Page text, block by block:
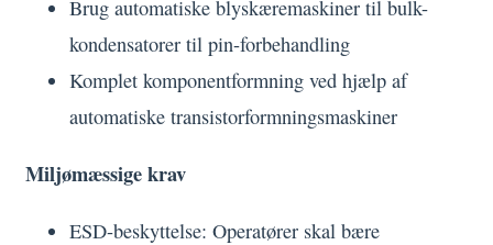
Brug automatiske blyskæremaskiner til bulk-
kondensatorer til pin-forbehandling
Komplet komponentformning ved hjælp af
automatiske transistorformningsmaskiner
Miljømæssige krav
ESD-beskyttelse: Operatører skal bære